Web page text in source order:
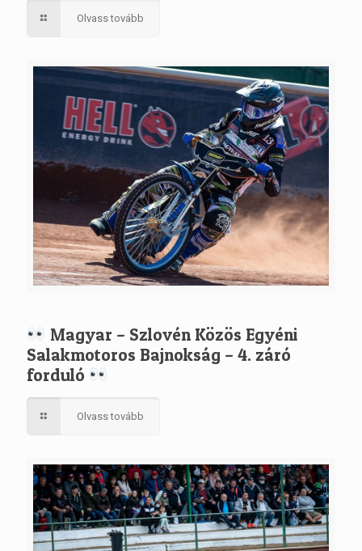
Olvass tovább
Magyar – Szlovén Közös Egyéni
Salakmotoros Bajnokság – 4. záró
forduló
Olvass tovább